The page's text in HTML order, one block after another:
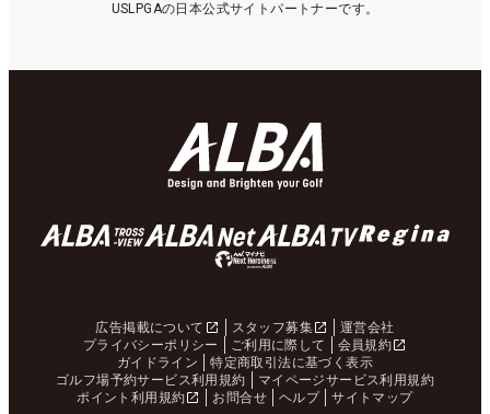
USLPGAの日本公式サイトパートナーです。
広告掲載について スタッフ募集
運営会社
プライバシーポリシー
ご利用に際して
会員規約
ガイドライン
特定商取引法に基づく表示
ゴルフ場予約サービス利用規約
マイページサービス利用規約
ポイント利用規約
お問合せ ヘルプ サイトマップ